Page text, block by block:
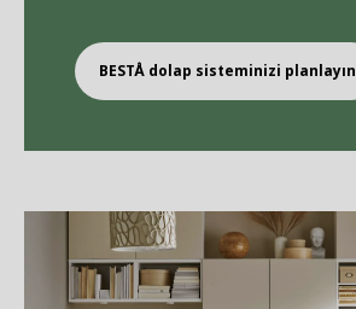
BESTÅ dolap sisteminizi planlayın